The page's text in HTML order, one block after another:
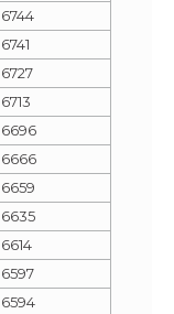
6744
6741
6727
6713
6696
6666
6659
6635
6614
6597
6594